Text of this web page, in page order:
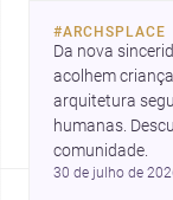
#ARCHSPLACE
Da nova
acolhem
arquitetura
humanas.
comunidade.
30 de julho de